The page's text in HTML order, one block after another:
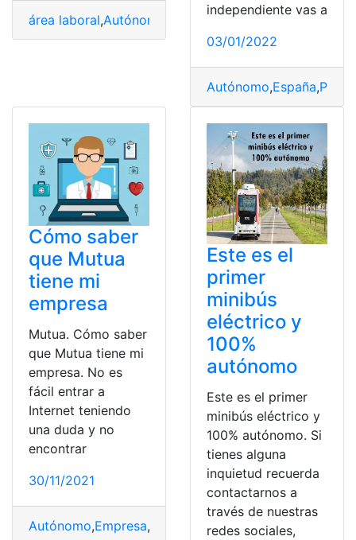
área laboral,Autónomo España,Pasos a seguir ,
independiente vas a
03/01/2022
Autónomo,España,Pasos
Cómo saber
que Mutua
tiene mi
empresa
Mutua. Cómo saber
que Mutua tiene mi
empresa. No es
fácil entrar a
Internet teniendo
una duda y no
encontrar
30/11/2021
Autónomo,Empresa, Mutua,Pasos
Este es el
primer
minibús
eléctrico y
100%
autónomo
Este es el primer
minibús eléctrico y
100% autónomo. Si
tienes alguna
inquietud recuerda
contactarnos a
través de nuestras
redes sociales,